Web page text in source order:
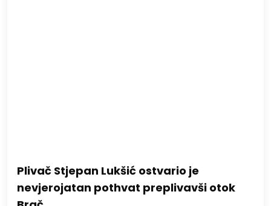
Plivač Stjepan Lukšić ostvario je
nevjerojatan pothvat preplivavši otok